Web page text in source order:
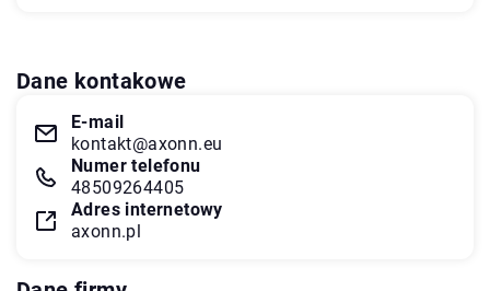
Dane kontakowe
E-mail
kontakt@axonn.eu
Numer telefonu
48509264405
Adres internetowy
axonn.pl